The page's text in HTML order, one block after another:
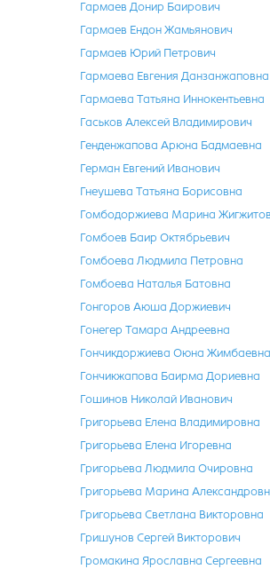
Гармаев Донир Баирович
Гармаев Ендон Жамьянович
Гармаев Юрий Петрович
Гармаева Евгения Данзанжаповна
Гармаева Татьяна Иннокентьевна
Гаськов Алексей Владимирович
Генденжапова Арюна Бадмаевна
Герман Евгений Иванович
Гнеушева Татьяна Борисовна
Гомбодоржиева Марина
Гомбоев Баир Октябрьевич
Гомбоева Людмила Петровна
Гомбоева Наталья Батовна
Гонгоров Аюша Доржиевич
Гонегер Тамара Андреевна
Гончикдоржиева Оюна Жимбаевна
Гончикжапова Баирма Дориевна
Гошинов Николай Иванович
Григорьева Елена Владимировна
Григорьева Елена Игоревна
Григорьева Людмила Очировна
Григорьева Марина
Григорьева Светлана Викторовна
Гришунов Сергей Викторович
Громакина Ярославна Сергеевна